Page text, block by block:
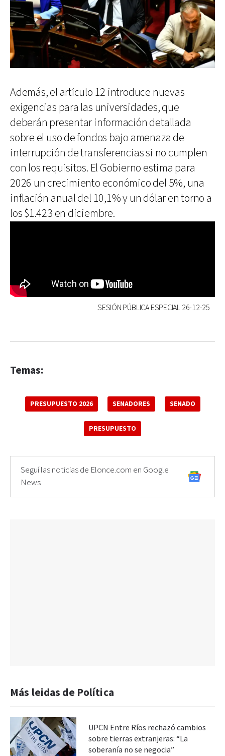
Además, el artículo 12 introduce nuevas
exigencias para las universidades, que
deberán presentar información detallada
sobre el uso de fondos bajo amenaza de
interrupción de transferencias si no cumplen
con los requisitos. El Gobierno estima para
2026 un crecimiento económico del 5%, una
inflación anual del 10,1% y un dólar en torno a
los $1.423 en diciembre.
SESIÓN PÚBLICA ESPECIAL 26-12-25
Temas:
PRESUPUESTO 2026 SENADORES SENADO
PRESUPUESTO
Seguí las noticias de Elonce.com en Google
News
Más leidas de Política
UPCN Entre Ríos rechazó cambios
sobre tierras extranjeras: “La
soberanía no se negocia”